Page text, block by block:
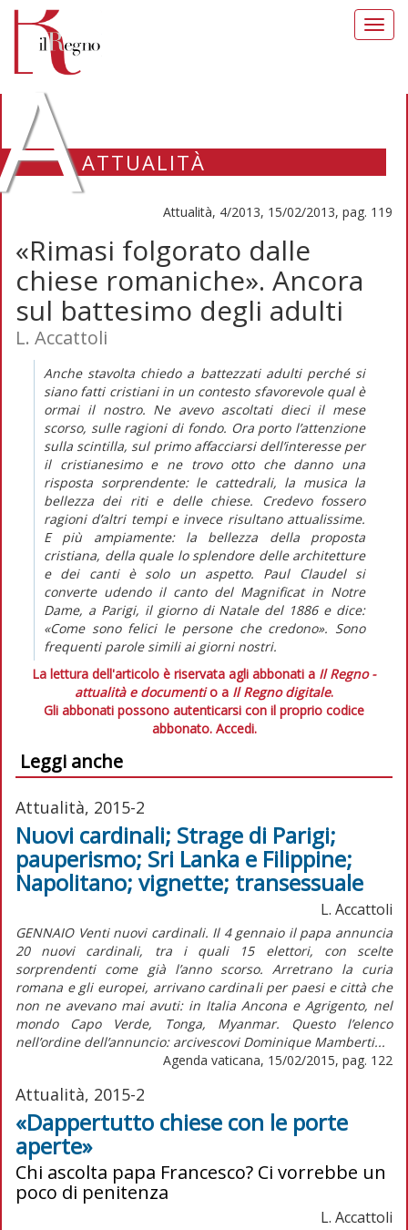
ATTUALITÀ
Attualità, 4/2013, 15/02/2013, pag. 119
«Rimasi folgorato dalle
chiese romaniche». Ancora
sul battesimo degli adulti
L. Accattoli
Anche stavolta chiedo a battezzati adulti perché si
siano fatti cristiani in un contesto sfavorevole qual è
ormai il nostro. Ne avevo ascoltati dieci il mese
scorso, sulle ragioni di fondo. Ora porto l’attenzione
sulla scintilla, sul primo affacciarsi dell’interesse per
il cristianesimo e ne trovo otto che danno una
risposta sorprendente: le cattedrali, la musica la
bellezza dei riti e delle chiese. Credevo fossero
ragioni d’altri tempi e invece risultano attualissime.
E più ampiamente: la bellezza della proposta
cristiana, della quale lo splendore delle architetture
e dei canti è solo un aspetto. Paul Claudel si
converte udendo il canto del Magnificat in Notre
Dame, a Parigi, il giorno di Natale del 1886 e dice:
«Come sono felici le persone che credono». Sono
frequenti parole simili ai giorni nostri.
La lettura dell'articolo è riservata agli abbonati a Il Regno -
attualità e documentio a Il Regno digitale.
Gli abbonati possono autenticarsi con il proprio codice
abbonato. Accedi.
Leggi anche
Attualità, 2015-2
Nuovi cardinali; Strage di Parigi;
pauperismo; Sri Lanka e Filippine;
Napolitano; vignette; transessuale
L. Accattoli
GENNAIO Venti nuovi cardinali. Il 4 gennaio il papa annuncia
20 nuovi cardinali, tra i quali 15 elettori, con scelte
sorprendenti come già l’anno scorso. Arretrano la curia
romana e gli europei, arrivano cardinali per paesi e città che
non ne avevano mai avuti: in Italia Ancona e Agrigento, nel
mondo Capo Verde, Tonga, Myanmar. Questo l’elenco
nell’ordine dell’annuncio: arcivescovi Dominique Mamberti...
Agenda vaticana, 15/02/2015, pag. 122
Attualità, 2015-2
«Dappertutto chiese con le porte
aperte»
Chi ascolta papa Francesco? Ci vorrebbe un
poco di penitenza
L. Accattoli